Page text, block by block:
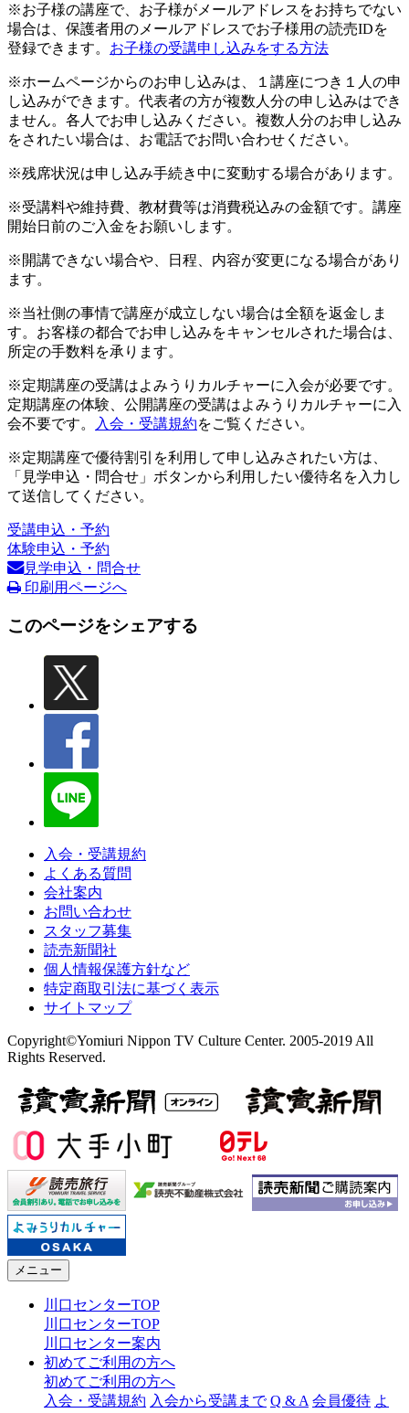
※お子様の講座で、お子様がメールアドレスをお持ちでない
場合は、保護者用のメールアドレスでお子様用の読売IDを
登録できます。 お子様の受講申し込みをする方法
※ホームページからのお申し込みは、１講座につき１人の申
し込みができます。代表者の方が複数人分の申し込みはでき
ません。各人でお申し込みください。複数人分のお申し込み
をされたい場合は、お電話でお問い合わせください。
※残席状況は申し込み手続き中に変動する場合があります。
※受講料や維持費、教材費等は消費税込みの金額です。講座
開始日前のご入金をお願いします。
※開講できない場合や、日程、内容が変更になる場合があり
ます。
※当社側の事情で講座が成立しない場合は全額を返金しま
す。お客様の都合でお申し込みをキャンセルされた場合は、
所定の手数料を承ります。
※定期講座の受講はよみうりカルチャーに入会が必要です。
定期講座の体験、公開講座の受講はよみうりカルチャーに入
会不要です。
入会・受講規約をご覧ください。
※定期講座で優待割引を利用して申し込みされたい方は、
「見学申込・問合せ」ボタンから利用したい優待名を入力し
て送信してください。
受講申込・予約
体験申込・予約
見学申込・問合せ
印刷用ページへ
このページをシェアする
入会・受講規約
よくある質問
会社案内
お問い合わせ
スタッフ募集
読売新聞社
個人情報保護方針など
特定商取引法に基づく表示
サイトマップ
Copyright©Yomiuri Nippon TV Culture Center. 2005-2019 All
Rights Reserved.
メニュー
川口センターTOP
川口センターTOP
川口センター案内
初めてご利用の方へ
初めてご利用の方へ
入会・受講規約 入会から受講まで Q & A 会員優待 よ